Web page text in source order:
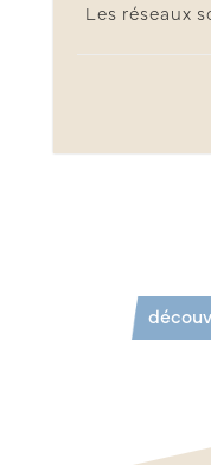
Les réseaux